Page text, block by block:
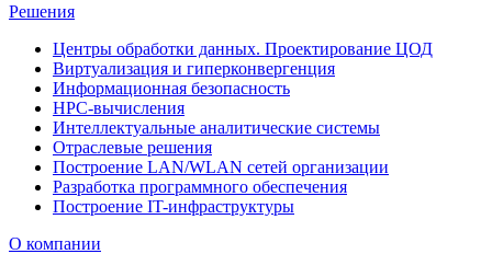
Решения
Центры обработки данных. Проектирование ЦОД
Виртуализация и гиперконвергенция
Информационная безопасность
HPC-вычисления
Интеллектуальные аналитические системы
Отраслевые решения
Построение LAN/WLAN сетей организации
Разработка программного обеспечения
Построение IT-инфраструктуры
О компании